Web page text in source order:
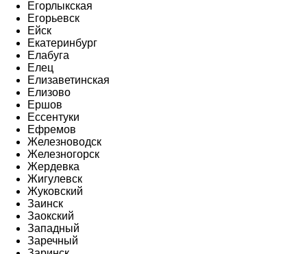
Егорлыкская
Егорьевск
Ейск
Екатеринбург
Елабуга
Елец
Елизаветинская
Елизово
Ершов
Ессентуки
Ефремов
Железноводск
Железногорск
Жердевка
Жигулевск
Жуковский
Заинск
Заокский
Западный
Заречный